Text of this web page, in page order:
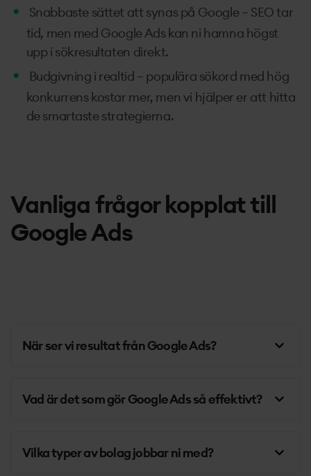
Snabbaste sättet att synas på Google – SEO tar
tid, men med Google Ads kan ni hamna högst
upp i sökresultaten direkt.
Budgivning i realtid – populära sökord med hög
konkurrens kostar mer, men vi hjälper er att hitta
de smartaste strategierna.
Vanliga frågor kopplat till
Google Ads
När ser vi resultat från Google Ads?
Vad är det som gör Google Ads så effektivt?
Vilka typer av bolag jobbar ni med?